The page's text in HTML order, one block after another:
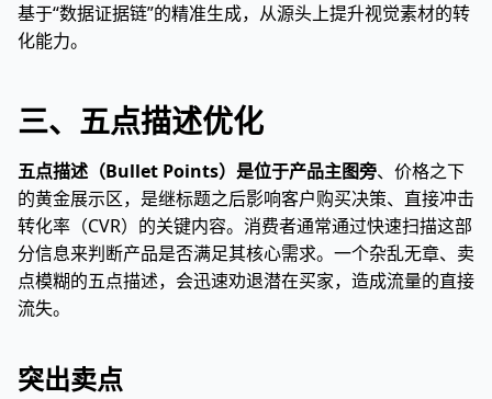
基于“数据证据链”的精准生成，从源头上提升视觉素材的转
化能力。
三、五点描述优化
五点描述（Bullet Points）是位于产品主图旁、价格之下
的黄金展示区，是继标题之后影响客户购买决策、直接冲击
转化率（CVR）的关键内容。消费者通常通过快速扫描这部
分信息来判断产品是否满足其核心需求。一个杂乱无章、卖
点模糊的五点描述，会迅速劝退潜在买家，造成流量的直接
流失。
突出卖点